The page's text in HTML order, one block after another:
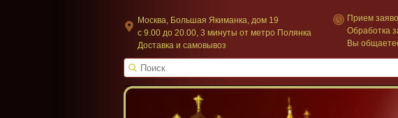
Москва, Большая Якиманка, дом 19
c 9.00 до 20.00, 3 минуты от метро Полянка
Доставка и самовывоз
Прием
Обработка
Вы